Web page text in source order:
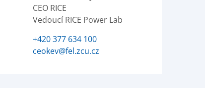
CEO RICE
Vedoucí RICE Power Lab
+420 377 634 100
ceokev@fel.zcu.cz